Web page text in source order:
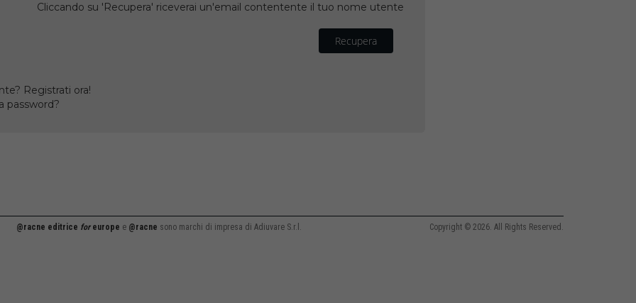
Cliccando su 'Recupera' riceverai un'email contentente il tuo nome utente
Recupera
Registrati ora!
password?
@racne editrice foreurope e @racne sono marchi di impresa di Adiuvare S.r.l. Copyright © 2026. All Rights Reserved.